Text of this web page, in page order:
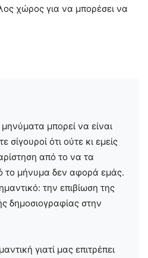
χώρος για να μπορέσει να
μπορεί να είναι
σίγουροί ότι ούτε κι εμείς
από το να τα
μήνυμα δεν αφορά εμάς.
την επιβίωση της
δημοσιογραφίας στην
γιατί μας επιτρέπει